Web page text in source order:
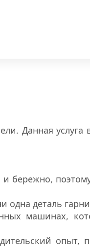
Данная
бережно,
одна деталь
машинах,
опыт,